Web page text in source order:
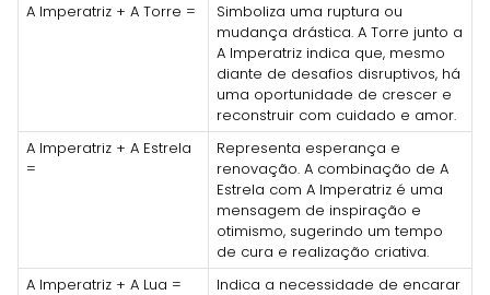
A Imperatriz + A Torre =
Simboliza uma ruptura ou
mudança drástica. A Torre junto a
A Imperatriz indica que, mesmo
diante de desafios disruptivos, há
uma oportunidade de crescer e
reconstruir com cuidado e amor.
A Imperatriz + A Estrela
=
Representa esperança e
renovação. A combinação de A
Estrela com A Imperatriz é uma
mensagem de inspiração e
otimismo, sugerindo um tempo
de cura e realização criativa.
A Imperatriz + A Lua =
Indica a necessidade de encarar